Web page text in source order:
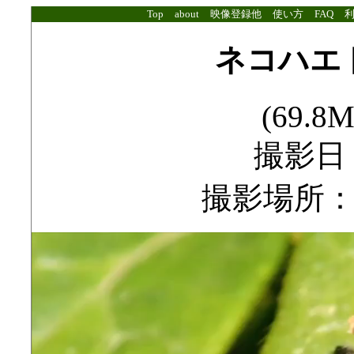
Top about 映像登録他 使い方 FAQ
ネコハエ
撮影日
撮影場所